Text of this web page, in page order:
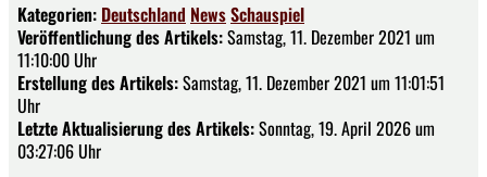
Kategorien: Deutschland NewsSchauspiel
Veröffentlichung des Artikels:Samstag, 11. Dezember 2021 um
11:10:00 Uhr
Erstellung des Artikels:Samstag, 11. Dezember 2021 um 11:01:51
Uhr
Letzte Aktualisierung des Artikels:Sonntag, 19. April 2026 um
03:27:06 Uhr